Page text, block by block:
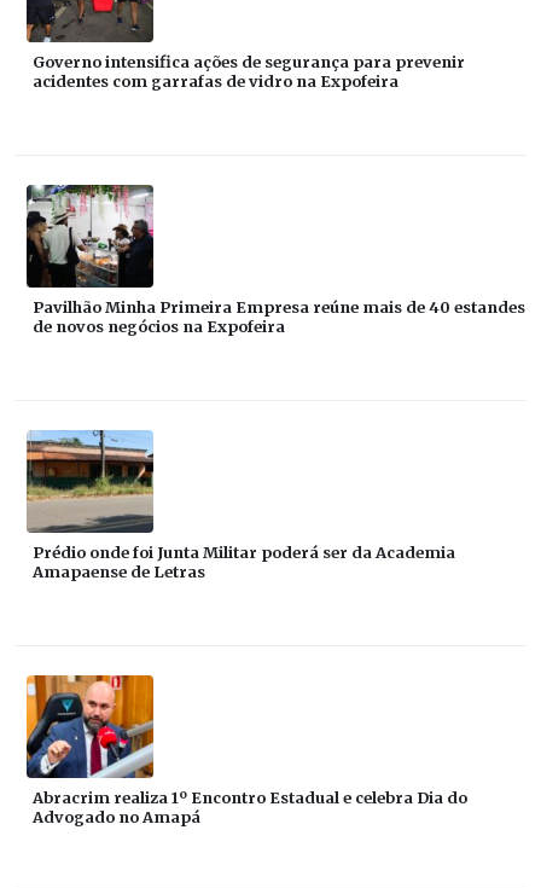
Governo intensifica ações de segurança para prevenir
acidentes com garrafas de vidro na Expofeira
Pavilhão Minha Primeira Empresa reúne mais de 40 estandes
de novos negócios na Expofeira
Prédio onde foi Junta Militar poderá ser da Academia
Amapaense de Letras
Abracrim realiza 1º Encontro Estadual e celebra Dia do
Advogado no Amapá